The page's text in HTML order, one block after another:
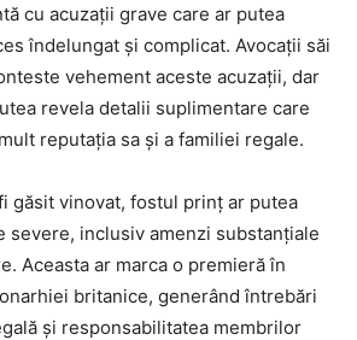
cu acuzații grave care ar putea
îndelungat și complicat. Avocații săi
vehement aceste acuzații, dar
revela detalii suplimentare care
reputația sa și a familiei regale.
găsit vinovat, fostul prinț ar putea
severe, inclusiv amenzi substanțiale
Aceasta ar marca o premieră în
britanice, generând întrebări
și responsabilitatea membrilor